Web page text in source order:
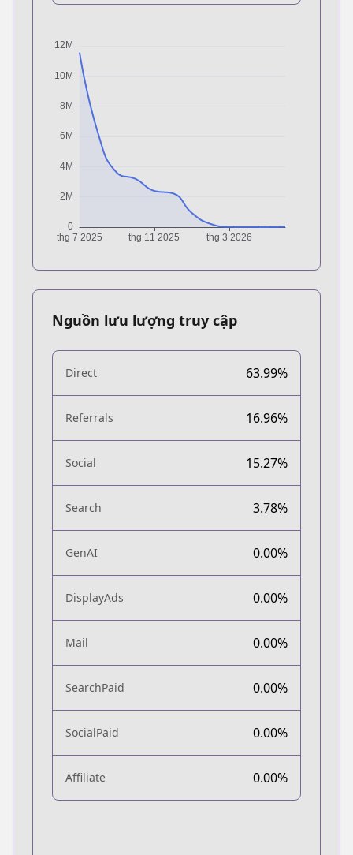
Nguồn lưu lượng truy cập
Direct 63.99%
Referrals 16.96%
Social 15.27%
Search 3.78%
GenAI 0.00%
DisplayAds 0.00%
Mail 0.00%
SearchPaid 0.00%
SocialPaid 0.00%
Affiliate 0.00%